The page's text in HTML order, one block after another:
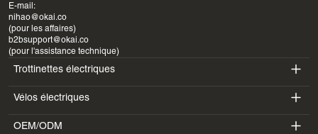
E-mail:
nihao@okai.co
(pour les affaires)
b2bsupport@okai.co
(pour l'assistance technique)
Trottinettes électriques
ES400A
ES410
Vélos électriques
EB100B
OEM/ODM